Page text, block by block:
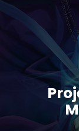
Polski